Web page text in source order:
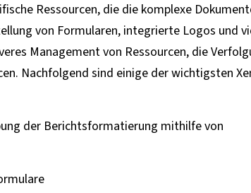
Ressourcen, die die komplexe
von Formularen, integrierte Logos und
Management von Ressourcen, die
Nachfolgend sind einige der wichtigsten
der Berichtsformatierung mithilfe von